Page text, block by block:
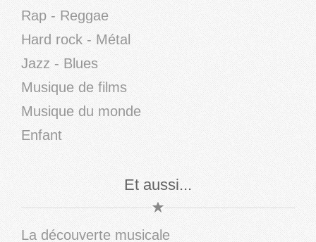
Rap - Reggae
Hard rock - Métal
Jazz - Blues
Musique de films
Musique du monde
Enfant
Et aussi...
La découverte musicale